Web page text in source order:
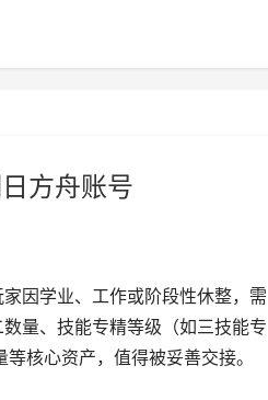
方舟账号
因学业、工作或阶段性休整，需
量、技能专精等级（如三技能专
核心资产，值得被妥善交接。